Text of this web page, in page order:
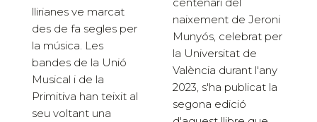
llirianes ve marcat
des de fa segles per
la música. Les
bandes de la Unió
Musical i de la
Primitiva han teixit al
seu voltant una
naixement de Jeroni
Munyós, celebrat per
la Universitat de
València durant l'any
2023, s'ha publicat la
segona edició